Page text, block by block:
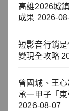
高雄2026城
成果 2026-
短影音行銷
變現全攻略
曾國城、王
承一甲子「
2026-08-07